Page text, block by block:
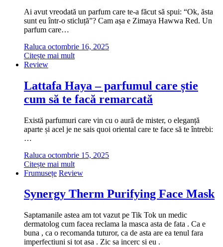
Ai avut vreodată un parfum care te-a făcut să spui: “Ok, ăsta
sunt eu într-o sticluță”? Cam așa e Zimaya Hawwa Red. Un
parfum care…
Raluca octombrie 16, 2025
Citește mai mult
Review
Lattafa Haya – parfumul care știe
cum să te facă remarcată
Există parfumuri care vin cu o aură de mister, o eleganță
aparte și acel je ne sais quoi oriental care te face să te întrebi:
…
Raluca octombrie 15, 2025
Citește mai mult
Frumusețe Review
Synergy Therm Purifying Face Mask
Saptamanile astea am tot vazut pe Tik Tok un medic
dermatolog cum facea reclama la masca asta de fata . Ca e
buna , ca o recomanda tuturor, ca de asta are ea tenul fara
imperfectiuni si tot asa . Zic sa incerc si eu .